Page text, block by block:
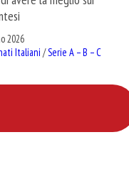
2026
Italiani /Serie A – B – C